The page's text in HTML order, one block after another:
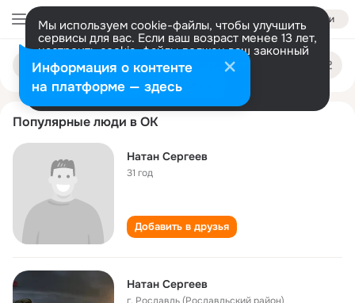
Войти
Мы используем cookie-файлы, чтобы улучшить
сервисы для вас. Если ваш возраст менее 13 лет,
настроить cookie-файлы должен ваш законный
представитель. Больше информации
Разрешить все Настроить
Поиск
людям
natan sergeev
Популярные люди в ОК
Натан Сергеев
31 год
Добавить в друзья
Натан Сергеев
Информация о контенте
на платформе — здесь